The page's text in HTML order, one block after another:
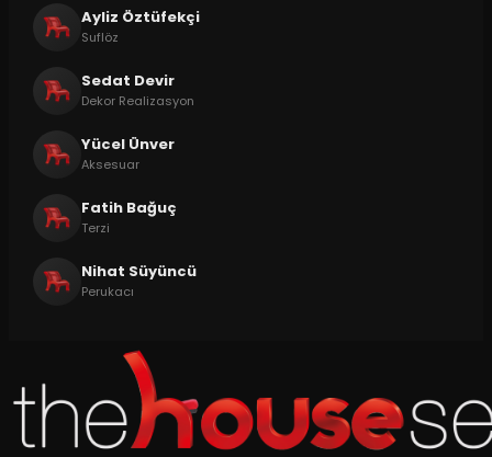
Ayliz Öztüfekçi
Suflöz
Sedat Devir
Dekor Realizasyon
Yücel Ünver
Aksesuar
Fatih Bağuç
Terzi
Nihat Süyüncü
Perukacı